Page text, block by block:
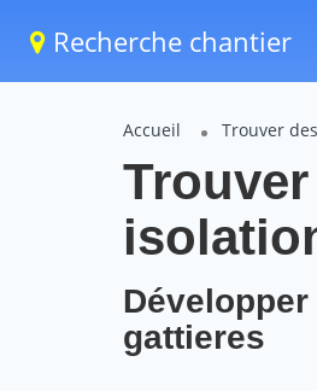
Recherche chantier
Accueil Trouver
gattieres